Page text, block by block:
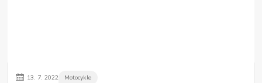
13. 7. 2022 Motocykle